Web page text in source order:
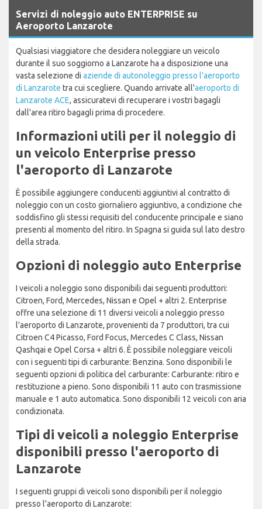
Servizi di noleggio auto ENTERPRISE su
Aeroporto Lanzarote
Qualsiasi viaggiatore che desidera noleggiare un veicolo
durante il suo soggiorno a Lanzarote ha a disposizione una
vasta selezione di aziende di autonoleggio presso l'aeroporto
di Lanzarote tra cui scegliere. Quando arrivate all'aeroporto di
Lanzarote ACE, assicuratevi di recuperare i vostri bagagli
dall'area ritiro bagagli prima di procedere.
Informazioni utili per il noleggio di
un veicolo Enterprise presso
l'aeroporto di Lanzarote
È possibile aggiungere conducenti aggiuntivi al contratto di
noleggio con un costo giornaliero aggiuntivo, a condizione che
soddisfino gli stessi requisiti del conducente principale e siano
presenti al momento del ritiro. In Spagna si guida sul lato destro
della strada.
Opzioni di noleggio auto Enterprise
I veicoli a noleggio sono disponibili dai seguenti produttori:
Citroen, Ford, Mercedes, Nissan e Opel + altri 2. Enterprise
offre una selezione di 11 diversi veicoli a noleggio presso
l'aeroporto di Lanzarote, provenienti da 7 produttori, tra cui
Citroen C4 Picasso, Ford Focus, Mercedes C Class, Nissan
Qashqai e Opel Corsa + altri 6. È possibile noleggiare veicoli
con i seguenti tipi di carburante: Benzina. Sono disponibili le
seguenti opzioni di politica del carburante: Carburante: ritiro e
restituzione a pieno. Sono disponibili 11 auto con trasmissione
manuale e 1 auto automatica. Sono disponibili 12 veicoli con aria
condizionata.
Tipi di veicoli a noleggio Enterprise
disponibili presso l'aeroporto di
Lanzarote
I seguenti gruppi di veicoli sono disponibili per il noleggio
presso l'aeroporto di Lanzarote: